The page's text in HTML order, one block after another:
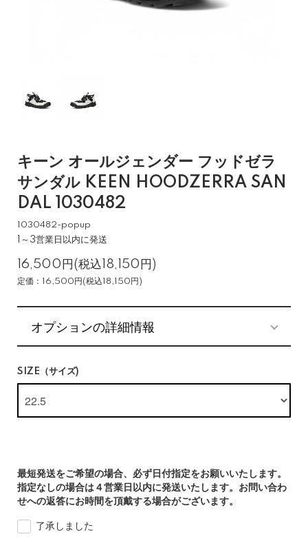
キーン オールジェンダー フッドゼラ
サンダル KEEN HOODZERRA SAN
DAL 1030482
1030482-popup
1～3営業日以内に発送
16,500円(税込18,150円)
定価：16,500円(税込18,150円)
オプションの詳細情報
SIZE（サイズ)
最短発送をご希望の場合、必ず日付指定をお願いいたします。
指定なしの場合は４営業日以内に発送いたします。お問い合わ
せへの返答にお時間を頂戴する場合がございます。
了承しました